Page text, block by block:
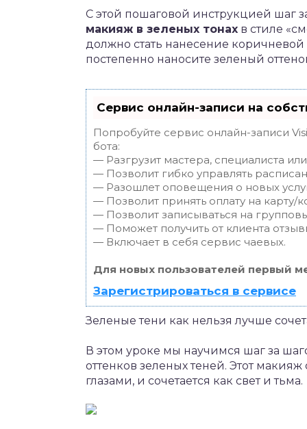
С этой пошаговой инструкцией шаг
макияж в зеленых тонах в стиле
должно стать нанесение коричневой
постепенно наносите зеленый
Сервис онлайн-записи на
Попробуйте сервис онлайн-записи
бота:
— Разгрузит мастера, специалиста
— Позволит гибко управлять
— Разошлет оповещения о новых
— Позволит принять оплату на карту/
— Позволит записываться на
— Поможет получить от клиента
— Включает в себя сервис чаевых.
Для новых пользователей первый
Зарегистрироваться в сервисе
Зеленые тени как нельзя лучше
В этом уроке мы научимся шаг за
оттенков зеленых теней. Этот
глазами, и сочетается как свет и тьма.